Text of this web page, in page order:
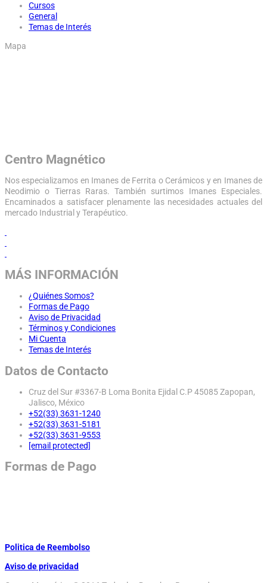
Cursos
General
Temas de Interés
Mapa
Centro Magnético
Nos especializamos en Imanes de Ferrita o Cerámicos y en Imanes de
Neodimio o Tierras Raras. También surtimos Imanes Especiales.
Encaminados a satisfacer plenamente las necesidades actuales del
mercado Industrial y Terapéutico.
MÁS INFORMACIÓN
¿Quiénes Somos?
Formas de Pago
Aviso de Privacidad
Términos y Condiciones
Mi Cuenta
Temas de Interés
Datos de Contacto
Cruz del Sur #3367-B Loma Bonita Ejidal C.P 45085 Zapopan,
Jalisco, México
+52(33) 3631-1240
+52(33) 3631-5181
+52(33) 3631-9553
[email protected]
Formas de Pago
Politica de Reembolso
Aviso de privacidad